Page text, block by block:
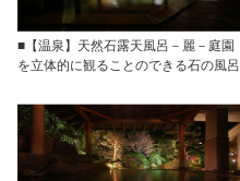
■【温泉】天然石露天風呂－麗－庭園
を立体的に観ることのできる石の風呂